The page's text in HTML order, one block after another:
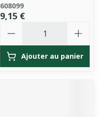
608099
9,15 €
Ajouter au panier